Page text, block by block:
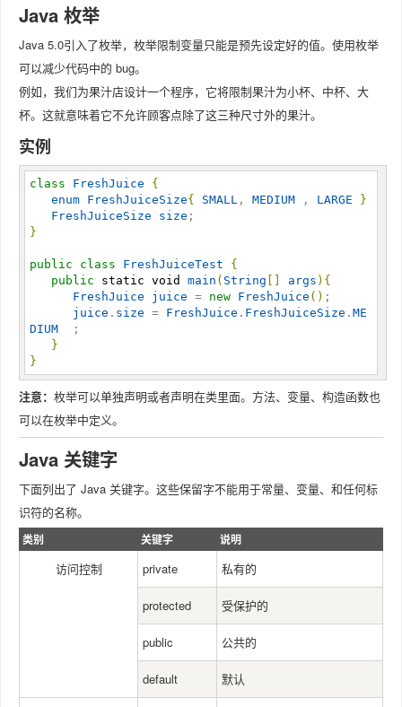
Java 枚举
Java 5.0引入了枚举，枚举限制变量只能是预先设定好的值。使用枚举
可以减少代码中的 bug。
例如，我们为果汁店设计一个程序，它将限制果汁为小杯、中杯、大
杯。这就意味着它不允许顾客点除了这三种尺寸外的果汁。
实例
class FreshJuice
{
enum FreshJuiceSize{ SMALL , MEDIUM , LARGE
}
FreshJuiceSize
size
}
public class FreshJuiceTest
{
public
static void main ( String args ) {
FreshJuice
juice = new FreshJuice ( ) ;
juice . size = FreshJuice . FreshJuiceSize . ME
DIUM
  ;
}
}
注意： 枚举可以单独声明或者声明在类里面。方法、变量、构造函数也
可以在枚举中定义。
Java 关键字
下面列出了 Java 关键字。这些保留字不能用于常量、变量、和任何标
识符的名称。
类别 关键字 说明
访问控制 private 私有的
protected 受保护的
public 公共的
default 默认